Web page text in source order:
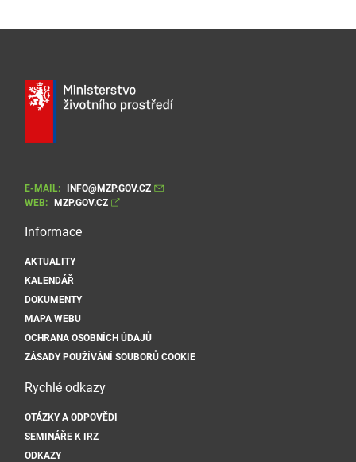
E-MAIL:
INFO@MZP.GOV.CZ
WEB:
MZP.GOV.CZ
Informace
AKTUALITY
KALENDÁŘ
DOKUMENTY
MAPA WEBU
OCHRANA OSOBNÍCH ÚDAJŮ
ZÁSADY POUŽÍVÁNÍ SOUBORŮ COOKIE
Rychlé odkazy
OTÁZKY A ODPOVĚDI
SEMINÁŘE K IRZ
ODKAZY